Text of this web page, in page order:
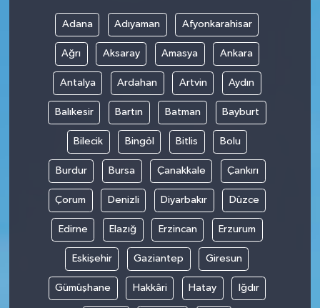
Adana Adıyaman Afyonkarahisar
Ağrı Aksaray Amasya Ankara
Antalya Ardahan Artvin Aydın
Balıkesir Bartın Batman Bayburt
Bilecik Bingöl Bitlis Bolu
Burdur Bursa Çanakkale Çankırı
Çorum Denizli Diyarbakır Düzce
Edirne Elazığ Erzincan Erzurum
Eskişehir Gaziantep Giresun
Gümüşhane Hakkâri Hatay Iğdır
Spor
Teknoloji